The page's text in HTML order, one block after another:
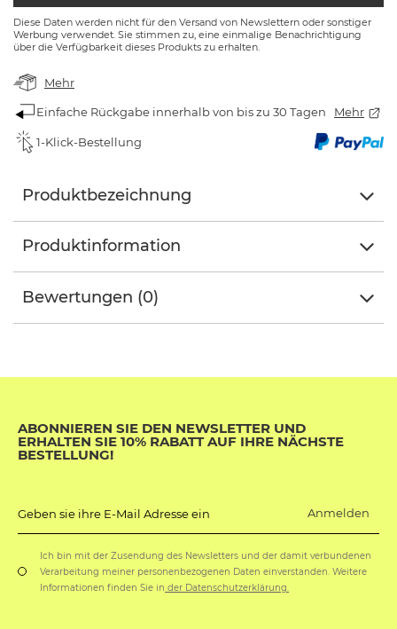
Diese Daten werden nicht für den Versand von Newslettern oder sonstiger
Werbung verwendet. Sie stimmen zu, eine einmalige Benachrichtigung
über die Verfügbarkeit dieses Produkts zu erhalten.
Mehr
Einfache Rückgabe innerhalb von bis zu 30 Tagen Mehr
1-Klick-Bestellung
Produktbezeichnung
Produktinformation
Bewertungen (0)
ABONNIEREN SIE DEN NEWSLETTER UND
ERHALTEN SIE 10% RABATT AUF IHRE NÄCHSTE
BESTELLUNG!
Geben sie ihre E-Mail Adresse ein Anmelden
Ich bin mit der Zusendung des Newsletters und der damit verbundenen
Verarbeitung meiner personenbezogenen Daten einverstanden. Weitere
Informationen finden Sie in der Datenschutzerklärung.